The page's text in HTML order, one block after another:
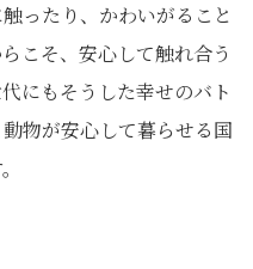
ったり、かわいがること
こそ、安心して触れ合う
にもそうした幸せのバト
物が安心して暮らせる国